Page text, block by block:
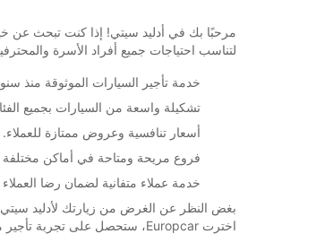
لتناسب احتياجات جميع أفراد الأسرة
خدمة تأجير السيارات الموثوقة منذ
تشكيلة واسعة من السيارات بجميع
أسعار تنافسية وعروض ممتازة للعملاء.
فروع مريحة ومتاحة في أماكن مختلفة
خدمة عملاء متفانية لضمان رضا
بغض النظر عن الغرض من زيارتك لأدليد سيتي،
اخترت Europcar، ستحصل على تجربة تأجير مميزة وسهلة في Adelaide City.